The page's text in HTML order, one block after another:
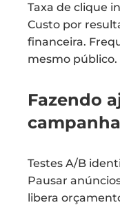
Taxa de clique
Custo por
financeira.
mesmo público.
Fazendo
Testes A/B
Pausar
libera